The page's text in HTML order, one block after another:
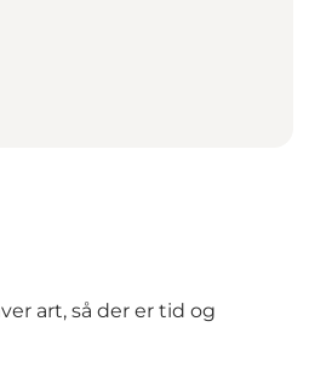
art, så der er tid og